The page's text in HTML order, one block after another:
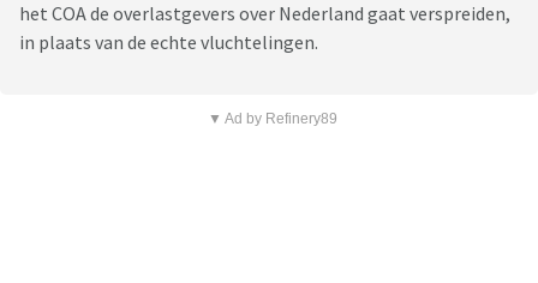
het COA de overlastgevers over Nederland gaat verspreiden,
in plaats van de echte vluchtelingen.
▼ Ad by Refinery89